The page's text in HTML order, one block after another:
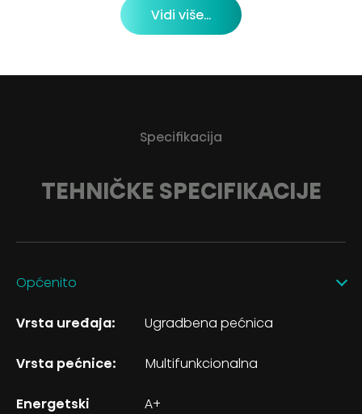
Vidi više...
Specifikacija
TEHNIČKE SPECIFIKACIJE
Općenito
Vrsta uređaja: Ugradbena pećnica
Vrsta pećnice: Multifunkcionalna
Energetski
A+